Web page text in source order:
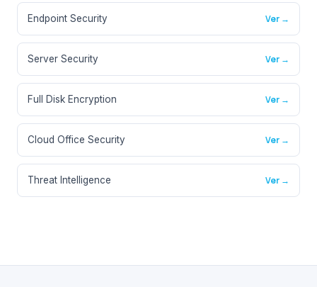
Endpoint Security Ver →
Server Security Ver →
Full Disk Encryption Ver →
Cloud Office Security Ver →
Threat Intelligence Ver →